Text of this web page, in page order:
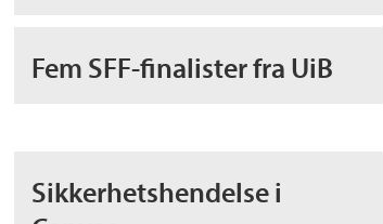
Fem SFF-finalister fra UiB
Sikkerhetshendelse i